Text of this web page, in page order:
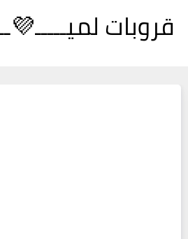
قروبات